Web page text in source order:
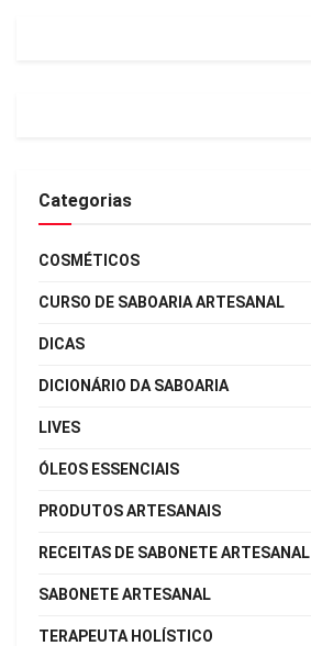
Categorias
COSMÉTICOS
CURSO DE SABOARIA ARTESANAL
DICAS
DICIONÁRIO DA SABOARIA
LIVES
ÓLEOS ESSENCIAIS
PRODUTOS ARTESANAIS
RECEITAS DE SABONETE ARTESANAL
SABONETE ARTESANAL
TERAPEUTA HOLÍSTICO